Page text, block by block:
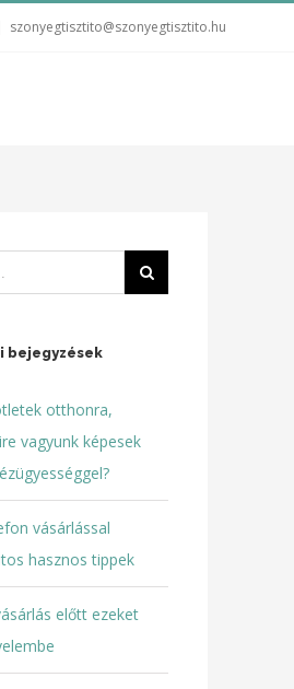
szonyegtisztito@szonyegtisztito.hu
bejegyzések
otthonra,
vagyunk képesek
vásárlással
hasznos tippek
előtt ezeket